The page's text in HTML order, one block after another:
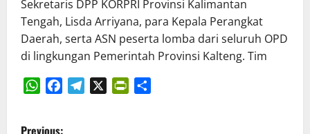
Sekretaris DPP KORPRI Provinsi Kalimantan
Tengah, Lisda Arriyana, para Kepala Perangkat
Daerah, serta ASN peserta lomba dari seluruh OPD
di lingkungan Pemerintah Provinsi Kalteng. Tim
P
Previous: